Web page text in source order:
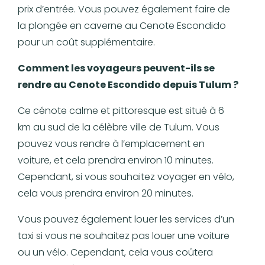
prix d’entrée. Vous pouvez également faire de
la plongée en caverne au Cenote Escondido
pour un coût supplémentaire.
Comment les voyageurs peuvent-ils se
rendre au Cenote Escondido depuis Tulum ?
Ce cénote calme et pittoresque est situé à 6
km au sud de la célèbre ville de Tulum. Vous
pouvez vous rendre à l’emplacement en
voiture, et cela prendra environ 10 minutes.
Cependant, si vous souhaitez voyager en vélo,
cela vous prendra environ 20 minutes.
Vous pouvez également louer les services d’un
taxi si vous ne souhaitez pas louer une voiture
ou un vélo. Cependant, cela vous coûtera